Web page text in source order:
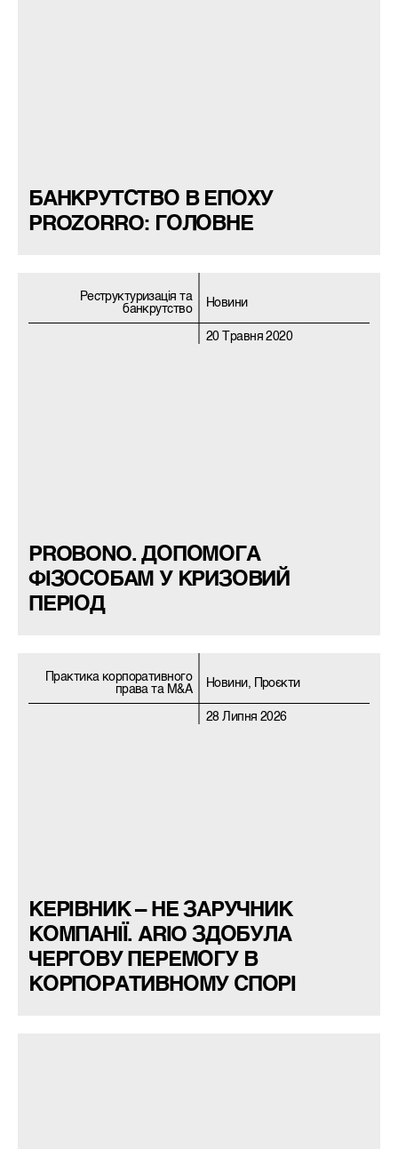
БАНКРУТСТВО В ЕПОХУ
PROZORRO: ГОЛОВНЕ
Реструктуризацiя та
банкрутство
Новини
20 Травня 2020
PROBONO. ДОПОМОГА
ФІЗОСОБАМ У КРИЗОВИЙ
ПЕРІОД
Практика корпоративного
права та M&A
Новини, Проєкти
28 Липня 2026
КЕРІВНИК – НЕ ЗАРУЧНИК
КОМПАНІЇ. ARIO ЗДОБУЛА
ЧЕРГОВУ ПЕРЕМОГУ В
КОРПОРАТИВНОМУ СПОРІ